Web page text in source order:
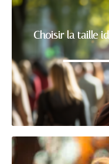
Choisir la taille